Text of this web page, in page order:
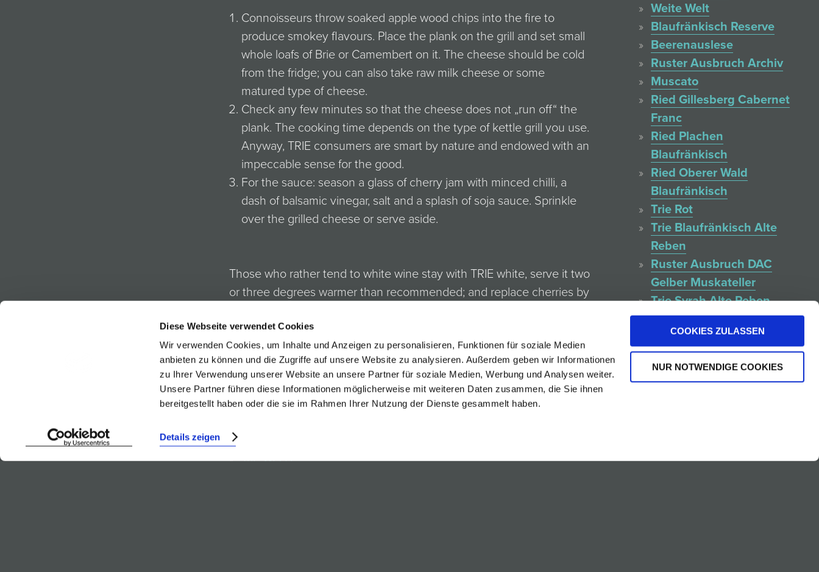
Diese Webseite verwendet Cookies
Wir verwenden Cookies, um Inhalte und Anzeigen zu personalisieren, Funktionen für soziale Medien
anbieten zu können und die Zugriffe auf unsere Website zu analysieren. Außerdem geben wir Informationen
zu Ihrer Verwendung unserer Website an unsere Partner für soziale Medien, Werbung und Analysen weiter.
Unsere Partner führen diese Informationen möglicherweise mit weiteren Daten zusammen, die Sie ihnen
bereitgestellt haben oder die sie im Rahmen Ihrer Nutzung der Dienste gesammelt haben.
Details zeigen
COOKIES ZULASSEN
NUR NOTWENDIGE COOKIES
Connoisseurs throw soaked apple wood chips into the fire to
produce smokey flavours. Place the plank on the grill and set small
whole loafs of Brie or Camembert on it. The cheese should be cold
from the fridge; you can also take raw milk cheese or some
matured type of cheese.
Check any few minutes so that the cheese does not „run off“ the
plank. The cooking time depends on the type of kettle grill you use.
Anyway, TRIE consumers are smart by nature and endowed with an
impeccable sense for the good.
For the sauce: season a glass of cherry jam with minced chilli, a
dash of balsamic vinegar, salt and a splash of soja sauce. Sprinkle
over the grilled cheese or serve aside.
Those who rather tend to white wine stay with TRIE white, serve it two
or three degrees warmer than recommended; and replace cherries by
Weinbegleitung
Trie Weiss
Weite Welt
Blaufränkisch Reserve
Beerenauslese
Ruster Ausbruch Archiv
Muscato
Ried Gillesberg Cabernet
Franc
Ried Plachen
Blaufränkisch
Ried Oberer Wald
Blaufränkisch
Trie Rot
Trie Blaufränkisch Alte
Reben
Ruster Ausbruch DAC
Gelber Muskateller
Trie Syrah Alte Reben
Ried Geyerumriss Furmint
Ruster Ausbruch DAC
Leithaberg DAC
Blaufränkisch